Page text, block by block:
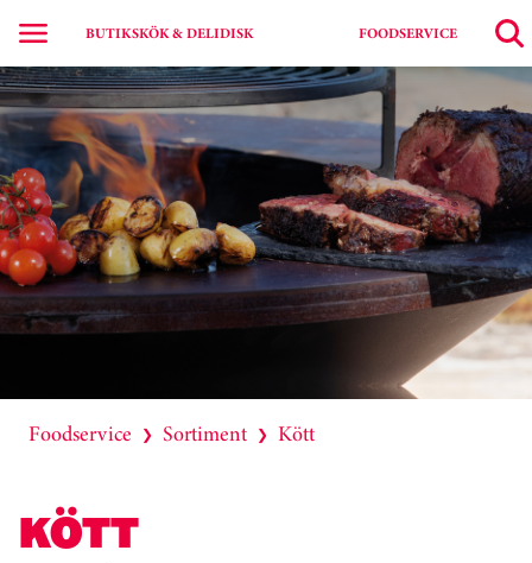
BUTIKSKÖK & DELIDISK FOODSERVICE
Foodservice ❯ Sortiment ❯ Kött
KÖTT